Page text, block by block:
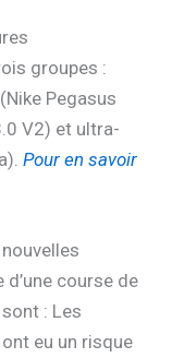
groupes :
Pegasus
V2) et ultra-
Pour en savoir
course de
: Les
eu un risque